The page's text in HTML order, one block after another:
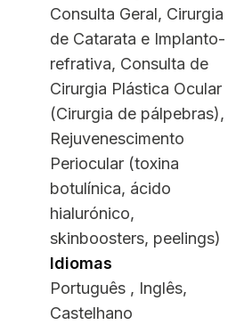
Consulta Geral, Cirurgia
de Catarata e Implanto-
refrativa, Consulta de
Cirurgia Plástica Ocular
(Cirurgia de pálpebras),
Rejuvenescimento
Periocular (toxina
botulínica, ácido
hialurónico,
skinboosters, peelings)
Idiomas
Português , Inglês,
Castelhano